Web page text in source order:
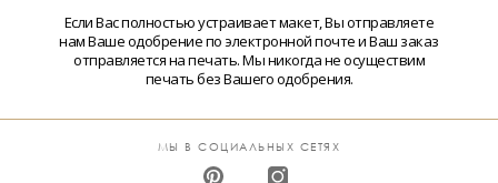
Если Вас полностью устраивает макет, Вы отправляете
нам Ваше одобрение по электронной почте и Ваш заказ
отправляется на печать. Мы никогда не осуществим
печать без Вашего одобрения.
МЫ В СОЦИАЛЬНЫХ СЕТЯХ